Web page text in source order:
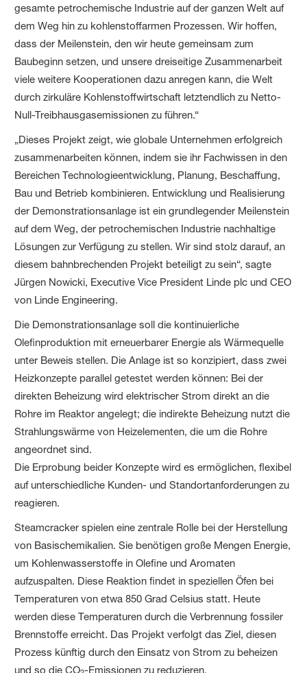
gesamte petrochemische Industrie auf der ganzen Welt auf
dem Weg hin zu kohlenstoffarmen Prozessen. Wir hoffen,
dass der Meilenstein, den wir heute gemeinsam zum
Baubeginn setzen, und unsere dreiseitige Zusammenarbeit
viele weitere Kooperationen dazu anregen kann, die Welt
durch zirkuläre Kohlenstoffwirtschaft letztendlich zu Netto-
Null-Treibhausgasemissionen zu führen.“
„Dieses Projekt zeigt, wie globale Unternehmen erfolgreich
zusammenarbeiten können, indem sie ihr Fachwissen in den
Bereichen Technologieentwicklung, Planung, Beschaffung,
Bau und Betrieb kombinieren. Entwicklung und Realisierung
der Demonstrationsanlage ist ein grundlegender Meilenstein
auf dem Weg, der petrochemischen Industrie nachhaltige
Lösungen zur Verfügung zu stellen. Wir sind stolz darauf, an
diesem bahnbrechenden Projekt beteiligt zu sein“, sagte
Jürgen Nowicki, Executive Vice President Linde plc und CEO
von Linde Engineering.
Die Demonstrationsanlage soll die kontinuierliche
Olefinproduktion mit erneuerbarer Energie als Wärmequelle
unter Beweis stellen. Die Anlage ist so konzipiert, dass zwei
Heizkonzepte parallel getestet werden können: Bei der
direkten Beheizung wird elektrischer Strom direkt an die
Rohre im Reaktor angelegt; die indirekte Beheizung nutzt die
Strahlungswärme von Heizelementen, die um die Rohre
angeordnet sind.
Die Erprobung beider Konzepte wird es ermöglichen, flexibel
auf unterschiedliche Kunden- und Standortanforderungen zu
reagieren.
Steamcracker spielen eine zentrale Rolle bei der Herstellung
von Basischemikalien. Sie benötigen große Mengen Energie,
um Kohlenwasserstoffe in Olefine und Aromaten
aufzuspalten. Diese Reaktion findet in speziellen Öfen bei
Temperaturen von etwa 850 Grad Celsius statt. Heute
werden diese Temperaturen durch die Verbrennung fossiler
Brennstoffe erreicht. Das Projekt verfolgt das Ziel, diesen
Prozess künftig durch den Einsatz von Strom zu beheizen
und so die CO -Emissionen zu reduzieren.